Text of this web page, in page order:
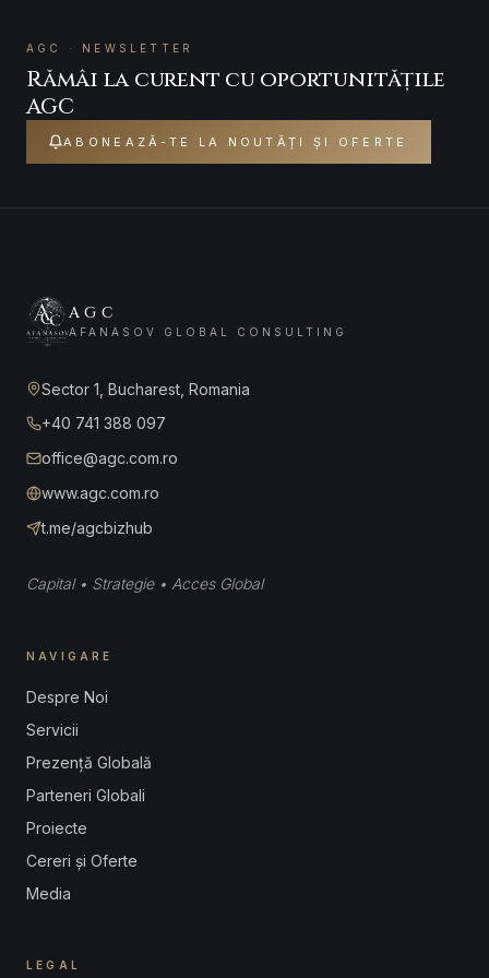
AGC · NEWSLETTER
Rămâi la curent cu oportunitățile
AGC
ABONEAZĂ-TE LA NOUTĂȚI ȘI OFERTE
AGC
AFANASOV GLOBAL CONSULTING
Sector 1, Bucharest, Romania
+40 741 388 097
office@agc.com.ro
www.agc.com.ro
t.me/agcbizhub
Capital • Strategie • Acces Global
NAVIGARE
Despre Noi
Servicii
Prezență Globală
Parteneri Globali
Proiecte
Cereri și Oferte
Media
LEGAL